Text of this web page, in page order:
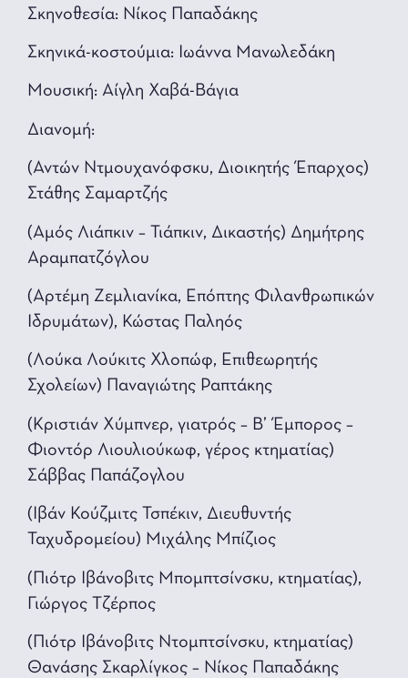
Σκηνοθεσία: Νίκος Παπαδάκης
Σκηνικά-κοστούμια: Ιωάννα Μανωλεδάκη
Μουσική: Αίγλη Χαβά-Βάγια
Διανομή:
(Αντών Ντμουχανόφσκυ, Διοικητής Έπαρχος)
Στάθης Σαμαρτζής
(Αμός Λιάπκιν – Τιάπκιν, Δικαστής) Δημήτρης
Αραμπατζόγλου
(Αρτέμη Ζεμλιανίκα, Επόπτης Φιλανθρωπικών
Ιδρυμάτων), Κώστας Παληός
(Λούκα Λούκιτς Χλοπώφ, Επιθεωρητής
Σχολείων) Παναγιώτης Ραπτάκης
(Κριστιάν Χύμπνερ, γιατρός – Β’ Έμπορος –
Φιοντόρ Λιουλιούκωφ, γέρος κτηματίας)
Σάββας Παπάζογλου
(Ιβάν Κούζμιτς Τσπέκιν, Διευθυντής
Ταχυδρομείου) Μιχάλης Μπίζιος
(Πιότρ Ιβάνοβιτς Μπομπτσίνσκυ, κτηματίας),
Γιώργος Τζέρπος
(Πιότρ Ιβάνοβιτς Ντομπτσίνσκυ, κτηματίας)
Θανάσης Σκαρλίγκος – Νίκος Παπαδάκης